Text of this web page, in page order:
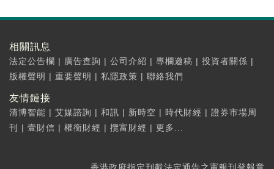
相關訊息
法定公告欄 | 廣告查詢 | 公司介紹 | 專欄邀稿 | 投資者關係 |
版權聲明 | 重要聲明 | 私隱政策 | 聯絡我們
友情鏈接
清博智能 | 艾媒諮詢 | 和訊 | 新時空 | 時代財經 | 證券市場周
刊
| 壹財信 | 權衡財經 | 攬富財經 | 更多...